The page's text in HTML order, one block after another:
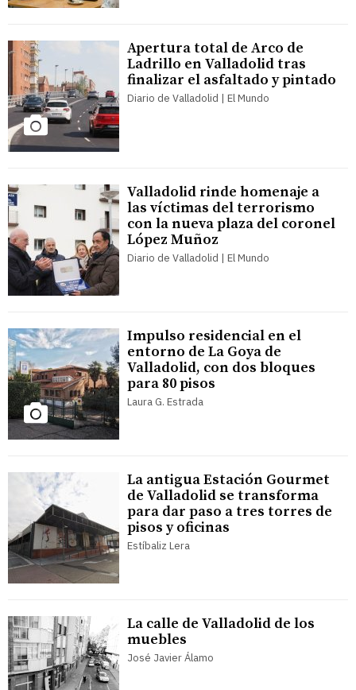
Apertura total de Arco de
Ladrillo en Valladolid tras
finalizar el asfaltado y pintado
Diario de Valladolid | El Mundo
Valladolid rinde homenaje a
las víctimas del terrorismo
con la nueva plaza del coronel
López Muñoz
Diario de Valladolid | El Mundo
Impulso residencial en el
entorno de La Goya de
Valladolid, con dos bloques
para 80 pisos
Laura G. Estrada
La antigua Estación Gourmet
de Valladolid se transforma
para dar paso a tres torres de
pisos y oficinas
Estíbaliz Lera
La calle de Valladolid de los
muebles
José Javier Álamo